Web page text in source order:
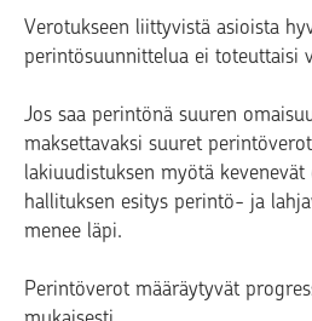
Verotukseen liittyvistä asioista
perintösuunnittelua ei toteuttaisi
Jos saa perintönä suuren
maksettavaksi suuret
lakiuudistuksen myötä
hallituksen esitys perintö- ja
menee läpi.
Perintöverot määräytyvät